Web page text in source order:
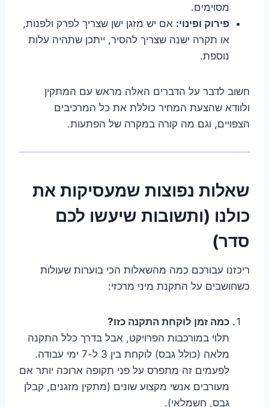
מסוימים.
פירוק ופינוי: אם יש מזגן ישן שצריך לפרק ולפנות,
או תקרה ישנה שצריך להסיר, ייתכן שתהיה עלות
נוספת.
חשוב לדבר על הדברים האלה מראש עם המתקין
ולוודא שהצעת המחיר כוללת את כל המרכיבים
הצפויים, וגם מה קורה במקרה של הפתעות.
שאלות נפוצות שמעסיקות את
כולנו (ותשובות שיעשו לכם
סדר)
ריכזנו עבורכם כמה מהשאלות הכי בוערות שעולות
כשחושבים על התקנת מיני מרכזי:
כמה זמן לוקחת התקנה כזו?
תלוי במורכבות הפרויקט, אבל בדרך כלל התקנה
מלאה (כולל גבס) לוקחת בין 3 ל-7 ימי עבודה.
לפעמים זה מתפרס על פני תקופה ארוכה יותר אם
מעורבים אנשי מקצוע שונים (מתקין מזגנים, קבלן
גבס, חשמלאי).